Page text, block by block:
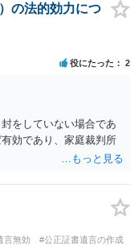
の法的効力につ
役にたった 2
をしていない場合であ
効であり、家庭裁判所
言無効 #公正証書遺言の作成